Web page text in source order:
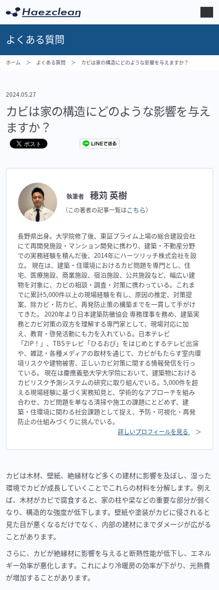
よくある質問
ホーム よくある質問 カビは家の構造にどのような影響を与えますか？
2024.05.27
カビは家の構造にどのような影響を与え
ますか？
執筆者 穂苅 英樹
（この著者の記事一覧はこちら）
長野県出身。大学院修了後、東証プライム上場の総合建設会社
にて再開発施設・マンション開発に携わり、建築・不動産分野
での実務経験を積んだ後、2014年にハーツリッチ株式会社を設
立。 現在は、建築・住環境におけるカビ問題を専門とし、住
宅、医療施設、商業施設、宿泊施設、公共施設など、幅広い建
物を対象に、カビの相談・調査・対策に携わっている。これま
でに累計5,000件以上の現場経験を有し、原因の推定、対策提
案、除カビ・防カビ、再発防止策の構築までを一貫して手がけ
てきた。 2020年より日本建築防黴協会 専務理事を務め、建築実
務とカビ対策の双方を理解する専門家として、現場対応に加
え、教育・啓発活動にも力を入れている。日本テレビ
「ZIP！」、TBSテレビ「ひるおび」をはじめとするテレビ出演
や、雑誌・各種メディアの取材を通じて、カビがもたらす室内環
境リスクや建物被害、正しいカビ対策に関する情報発信を行っ
ている。 現在は慶應義塾大学大学院において、建築物における
カビリスク予測システムの研究に取り組んでいる。5,000件を超
える現場経験に基づく実務知見と、学術的なアプローチを組み
合わせ、カビ問題を単なる清掃や施工の課題にとどめず、建
築・住環境に関わる社会課題として捉え、予防・可視化・再発
防止の仕組みづくりに挑んでいる。
詳しいプロフィールを見る ＞
カビは木材、壁紙、絶縁材など多くの建材に影響を及ぼし、湿った
環境でカビが成長していくことでこれらの材料を分解します。例え
ば、木材がカビで腐食すると、家の柱や梁などの重要な部分が弱く
なり、構造的な強度が低下します。壁紙や塗装がカビに侵されると
見た目が悪くなるだけでなく、内部の建材にまでダメージが広がる
ことがあります。
さらに、カビが絶縁材に影響を与えると断熱性能が低下し、エネル
ギー効率が悪化します。これにより冷暖房の効率が下がり、光熱費
が増加することがあります。